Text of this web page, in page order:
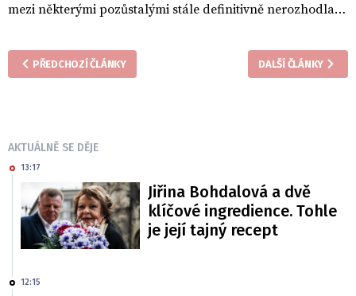
mezi některými pozůstalými stále definitivně nerozhodla o
PŘEDCHOZÍ ČLÁNKY DALŠÍ ČLÁNKY
AKTUÁLNĚ SE DĚJE
13:17
Jiřina Bohdalová a dvě
klíčové ingredience. Tohle
je její tajný recept
12:15